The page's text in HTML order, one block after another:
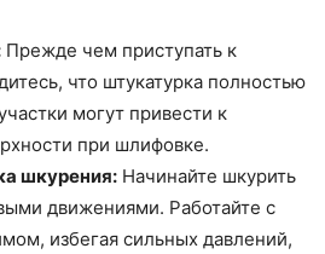
Прежде чем приступать к
что штукатурка полностью
могут привести к
при шлифовке.
шкурения: Начинайте шкурить
движениями. Работайте с
избегая сильных давлений,